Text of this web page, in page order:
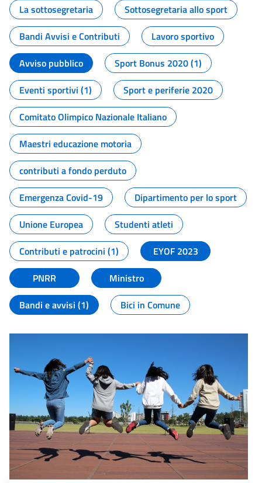
La sottosegretaria
Sottosegretaria allo sport
Bandi Avvisi e Contributi
Lavoro sportivo
Avviso pubblico
Sport Bonus 2020 (1)
Eventi sportivi (1)
Sport e periferie 2020
Comitato Olimpico Nazionale Italiano
Maestri educazione motoria
contributi a fondo perduto
Emergenza Covid-19
Dipartimento per lo sport
Unione Europea
Studenti atleti
Contributi e patrocini (1)
EYOF 2023
PNRR
Ministro
Bandi e avvisi (1)
Bici in Comune